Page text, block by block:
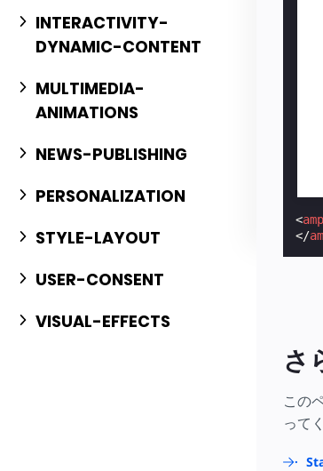
INTERACTIVITY-
DYNAMIC-CONTENT
MULTIMEDIA-
ANIMATIONS
NEWS-PUBLISHING
PERSONALIZATION
STYLE-LAYOUT
USER-CONSENT
VISUAL-EFFECTS
<
</
さ
この
って